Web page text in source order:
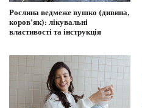
Рослина ведмеже вушко (дивина,
коров’як): лікувальні
властивості та інструкція